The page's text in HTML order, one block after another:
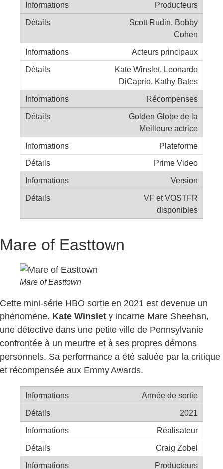
Producteurs
Scott Rudin, Bobby
Cohen
Acteurs principaux
Kate Winslet, Leonardo
DiCaprio, Kathy Bates
Récompenses
Golden Globe de la
Meilleure actrice
Plateforme
Prime Video
Version
VF et VOSTFR
disponibles
Mare of Easttown
Mare of Easttown
Cette mini-série HBO sortie en 2021 est devenue un
phénomène. Kate Winslet y incarne Mare Sheehan,
une détective dans une petite ville de Pennsylvanie
confrontée à un meurtre et à ses propres démons
personnels. Sa performance a été saluée par la critique
et récompensée aux Emmy Awards.
Année de sortie
2021
Réalisateur
Craig Zobel
Producteurs